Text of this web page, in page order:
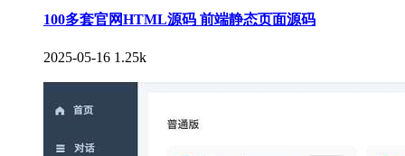
100多套官网HTML源码 前端静态页面源码
2025-05-16 1.25k